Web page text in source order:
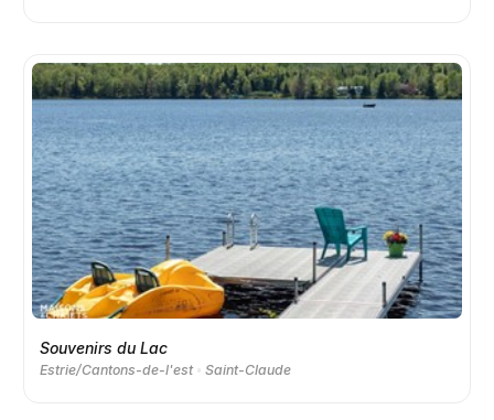
Souvenirs du Lac
Estrie/Cantons-de-l'est Saint-Claude